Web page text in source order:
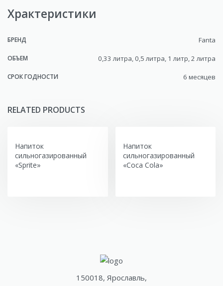
Храктеристики
БРЕНД Fanta
ОБЪЕМ 0,33 литра, 0,5 литра, 1 литр, 2 литра
СРОК ГОДНОСТИ 6 месяцев
RELATED PRODUCTS
Напиток
сильногазированный
«Sprite»
Напиток
сильногазированный
«Coca Cola»
150018, Ярославль,